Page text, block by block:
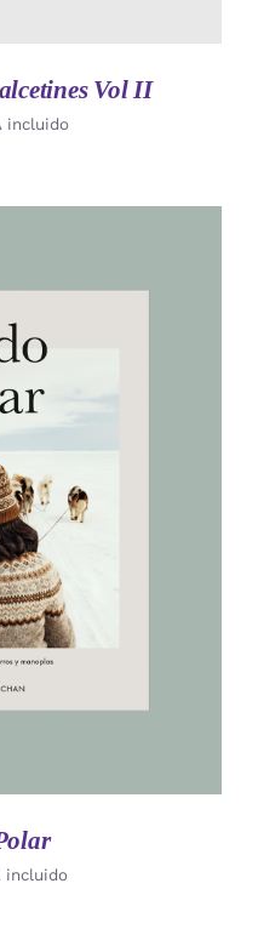
Vol II
incluido
/
incluido